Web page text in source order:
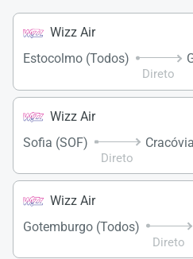
Wizz Air
Estocolmo (Todos)
Direto
Wizz Air
Sofia (SOF)
Direto
Wizz Air
Gotemburgo (Todos)
Direto